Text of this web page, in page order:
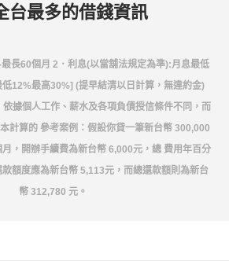
台最多的借錢資訊
長60個月 2．利息(以當舖法規定為準):月息最低
12%最高30%] (提早結清以日計算，無違約金)
據個人工作、薪水及各項負債授信條件不同，而
計算的 參考案例：假設你貸一筆新台幣 300,000
，開辦手續費為新台幣 6,000元，總 費用年百分
額度應為新台幣 5,113元，而總還款額則為新台
幣 312,780 元。